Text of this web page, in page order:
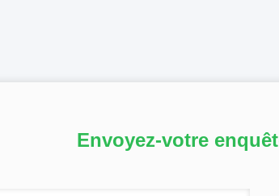
Envoyez-votre